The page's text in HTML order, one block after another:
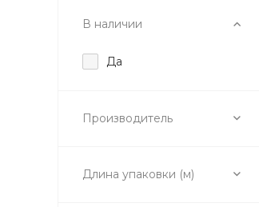
В наличии
Да
Производитель
Длина упаковки (м)